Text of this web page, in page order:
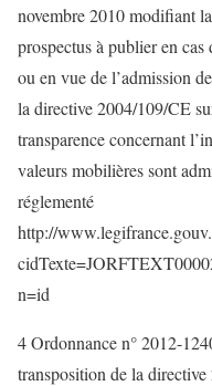
novembre 2010 modifiant
prospectus à publier en
ou en vue de l’admission
la directive 2004/109/CE
transparence concernant
valeurs mobilières sont
réglementé
http://
n=id
4 Ordonnance n° 2012-
transposition de la